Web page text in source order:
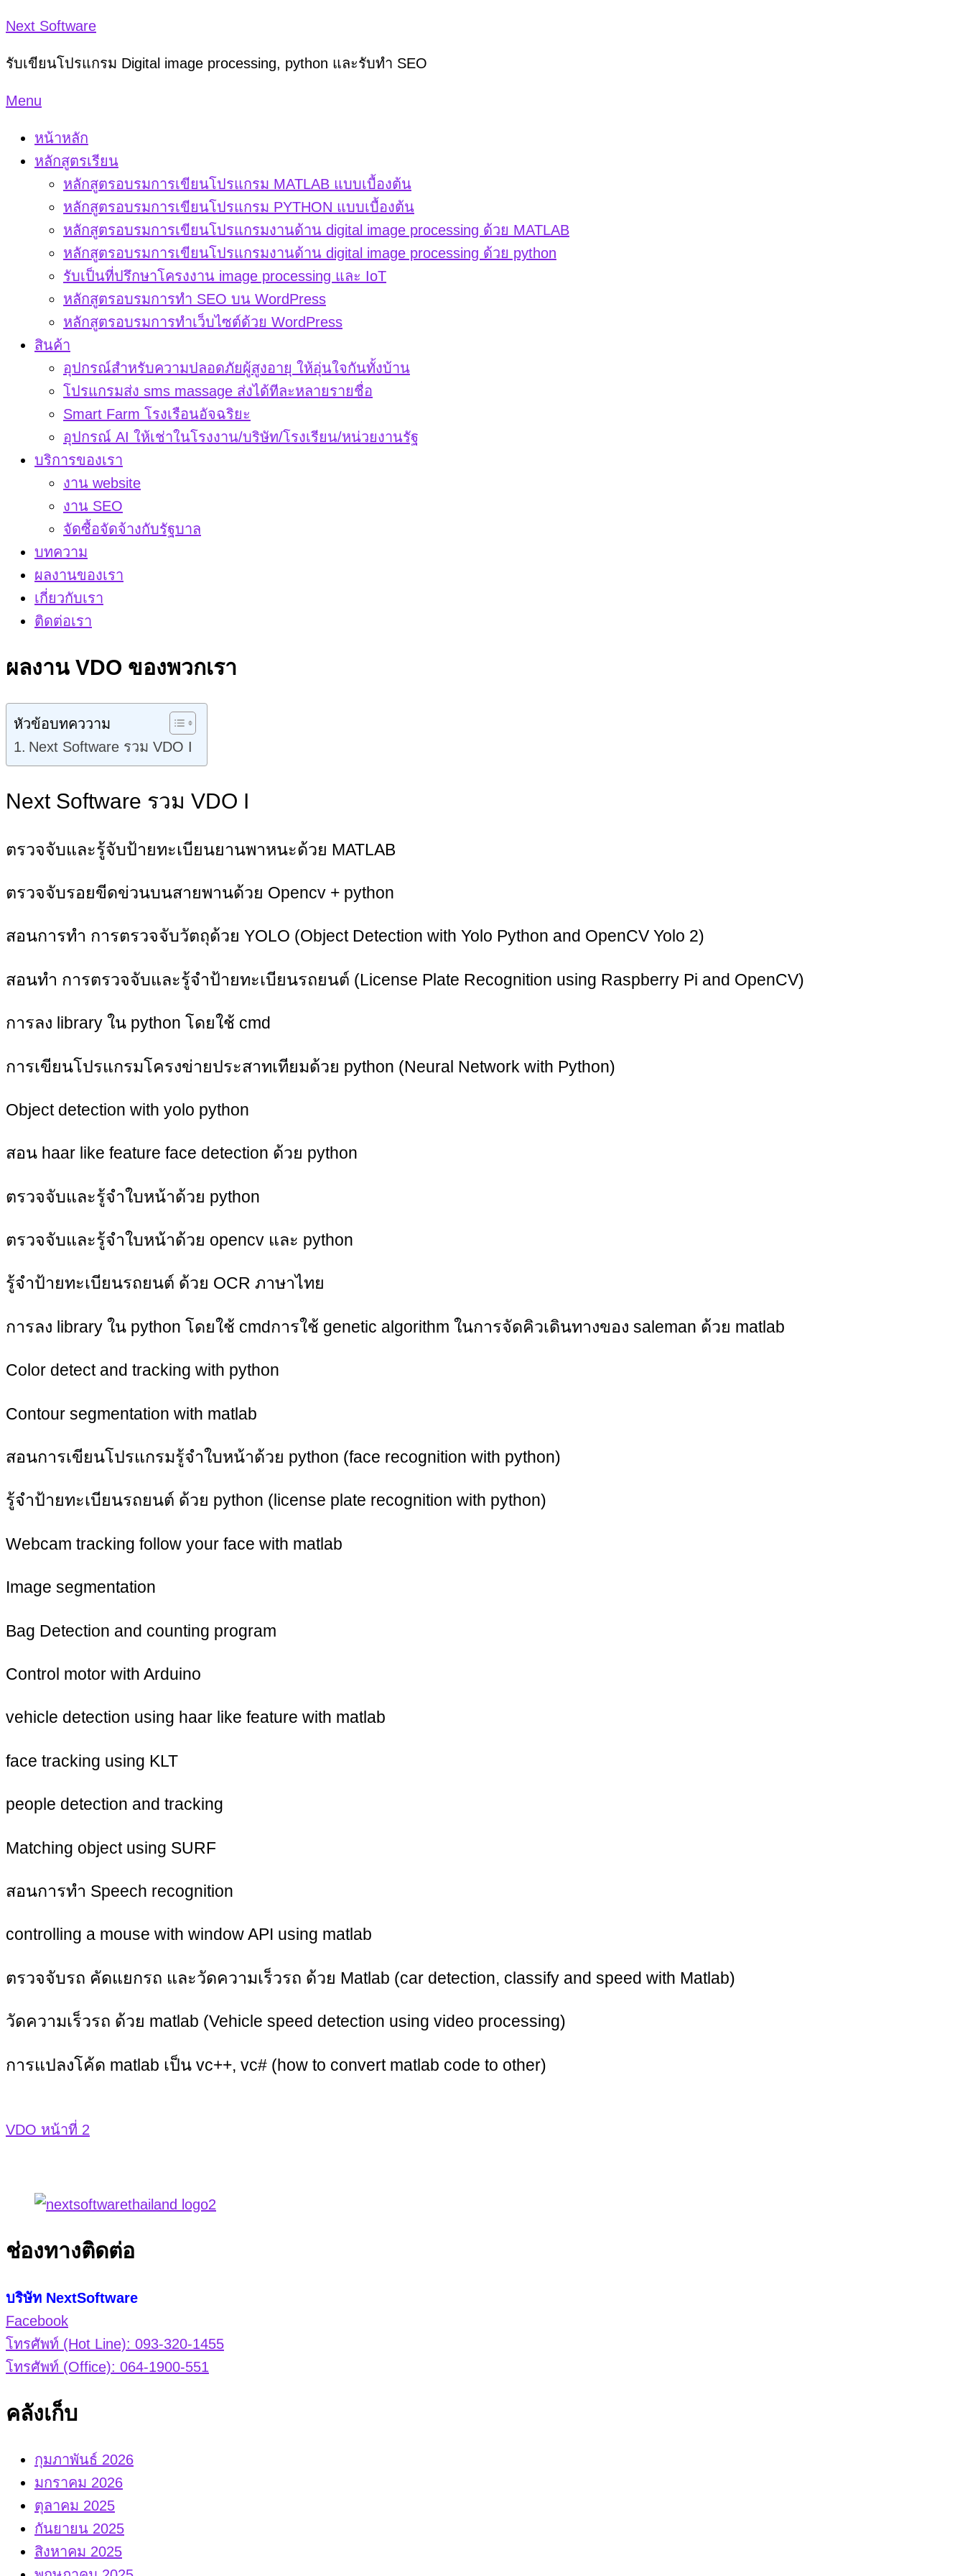
Skip
content
Next Software
รับเขียนโปรแกรม Digital image processing, python และรับทำ SEO
Menu
หน้าหลัก
หลักสูตรเรียน
หลักสูตรอบรมการเขียนโปรแกรม MATLAB แบบเบื้องต้น
หลักสูตรอบรมการเขียนโปรแกรม PYTHON แบบเบื้องต้น
หลักสูตรอบรมการเขียนโปรแกรมงานด้าน digital image processing ด้วย MATLAB
หลักสูตรอบรมการเขียนโปรแกรมงานด้าน digital image processing ด้วย python
รับเป็นที่ปรึกษาโครงงาน image processing และ IoT
หลักสูตรอบรมการทำ SEO บน WordPress
หลักสูตรอบรมการทำเว็บไซต์ด้วย WordPress
สินค้า
อุปกรณ์สำหรับความปลอดภัยผู้สูงอายุ ให้อุ่นใจกันทั้งบ้าน
โปรแกรมส่ง sms massage ส่งได้ทีละหลายรายชื่อ
Smart Farm โรงเรือนอัจฉริยะ
อุปกรณ์ AI ให้เช่าในโรงงาน/บริษัท/โรงเรียน/หน่วยงานรัฐ
บริการของเรา
งาน website
งาน SEO
จัดซื้อจัดจ้างกับรัฐบาล
บทความ
ผลงานของเรา
เกี่ยวกับเรา
ติดต่อเรา
ผลงาน VDO ของพวกเรา
หัวข้อบทคววาม
Next Software รวม VDO I
Next Software รวม VDO I
ตรวจจับและรู้จับป้ายทะเบียนยานพาหนะด้วย MATLAB
ตรวจจับรอยขีดข่วนบนสายพานด้วย Opencv + python
สอนการทำ การตรวจจับวัตถุด้วย YOLO (Object Detection with Yolo Python and OpenCV Yolo 2)
สอนทำ การตรวจจับและรู้จำป้ายทะเบียนรถยนต์ (License Plate Recognition using Raspberry Pi and OpenCV)
การลง library ใน python โดยใช้ cmd
การเขียนโปรแกรมโครงข่ายประสาทเทียมด้วย python (Neural Network with Python)
Object detection with yolo python
สอน haar like feature face detection ด้วย python
ตรวจจับและรู้จำใบหน้าด้วย python
ตรวจจับและรู้จำใบหน้าด้วย opencv และ python
รู้จำป้ายทะเบียนรถยนต์ ด้วย OCR ภาษาไทย
การลง library ใน python โดยใช้ cmdการใช้ genetic algorithm ในการจัดคิวเดินทางของ saleman ด้วย matlab
Color detect and tracking with python
Contour segmentation with matlab
สอนการเขียนโปรแกรมรู้จำใบหน้าด้วย python (face recognition with python)
รู้จำป้ายทะเบียนรถยนต์ ด้วย python (license plate recognition with python)
Webcam tracking follow your face with matlab
Image segmentation
Bag Detection and counting program
Control motor with Arduino
vehicle detection using haar like feature with matlab
face tracking using KLT
people detection and tracking
Matching object using SURF
สอนการทำ Speech recognition
controlling a mouse with window API using matlab
ตรวจจับรถ คัดแยกรถ และวัดความเร็วรถ ด้วย Matlab (car detection, classify and speed with Matlab)
วัดความเร็วรถ ด้วย matlab (Vehicle speed detection using video processing)
การแปลงโค้ด matlab เป็น vc++, vc# (how to convert matlab code to other)
VDO หน้าที่ 2
ช่องทางติดต่อ
บริษัท NextSoftware
Facebook
โทรศัพท์ (Hot Line): 093-320-1455
โทรศัพท์ (Office): 064-1900-551
คลังเก็บ
กุมภาพันธ์ 2026
มกราคม 2026
ตุลาคม 2025
กันยายน 2025
สิงหาคม 2025